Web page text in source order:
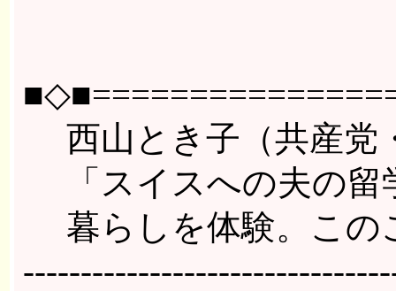
西山とき子（共産党
「スイスへの夫の留
暮らしを体験。この